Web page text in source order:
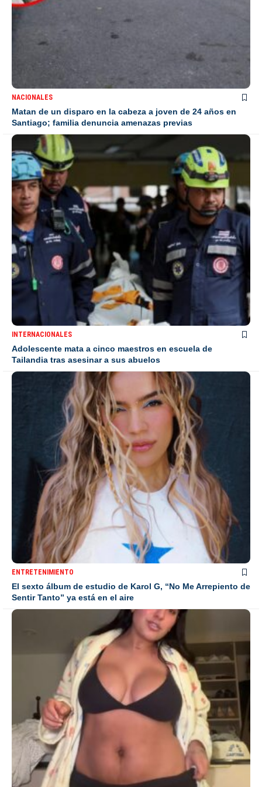
NACIONALES
Matan de un disparo en la cabeza a joven de 24 años en
Santiago; familia denuncia amenazas previas
INTERNACIONALES
Adolescente mata a cinco maestros en escuela de
Tailandia tras asesinar a sus abuelos
ENTRETENIMIENTO
El sexto álbum de estudio de Karol G, “No Me Arrepiento de
Sentir Tanto” ya está en el aire